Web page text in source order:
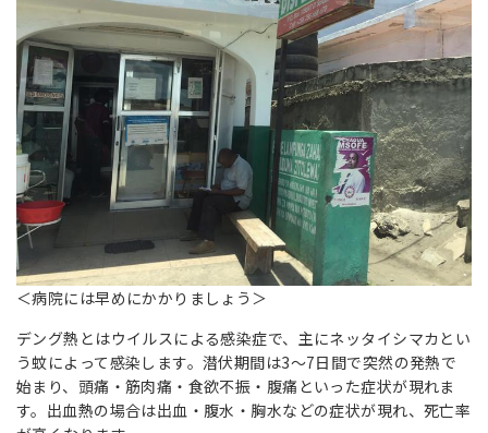
＜病院には早めにかかりましょう＞
デング熱とはウイルスによる感染症で、主にネッタイシマカとい
う蚊によって感染します。潜伏期間は3〜7日間で突然の発熱で
始まり、頭痛・筋肉痛・食欲不振・腹痛といった症状が現れま
す。出血熱の場合は出血・腹水・胸水などの症状が現れ、死亡率